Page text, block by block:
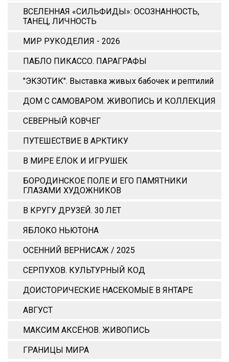
ВСЕЛЕННАЯ «СИЛЬФИДЫ»: ОСОЗНАННОСТЬ,
ТАНЕЦ, ЛИЧНОСТЬ
МИР РУКОДЕЛИЯ - 2026
ПАБЛО ПИКАССО. ПАРАГРАФЫ
"ЭКЗОТИК". Выставка живых бабочек и рептилий
ДОМ С САМОВАРОМ. ЖИВОПИСЬ И КОЛЛЕКЦИЯ
СЕВЕРНЫЙ КОВЧЕГ
ПУТЕШЕСТВИЕ В АРКТИКУ
В МИРЕ ЁЛОК И ИГРУШЕК
БОРОДИНСКОЕ ПОЛЕ И ЕГО ПАМЯТНИКИ
ГЛАЗАМИ ХУДОЖНИКОВ
В КРУГУ ДРУЗЕЙ. 30 ЛЕТ
ЯБЛОКО НЬЮТОНА
ОСЕННИЙ ВЕРНИСАЖ / 2025
СЕРПУХОВ. КУЛЬТУРНЫЙ КОД
ДОИСТОРИЧЕСКИЕ НАСЕКОМЫЕ В ЯНТАРЕ
АВГУСТ
МАКСИМ АКСЁНОВ. ЖИВОПИСЬ
ГРАНИЦЫ МИРА